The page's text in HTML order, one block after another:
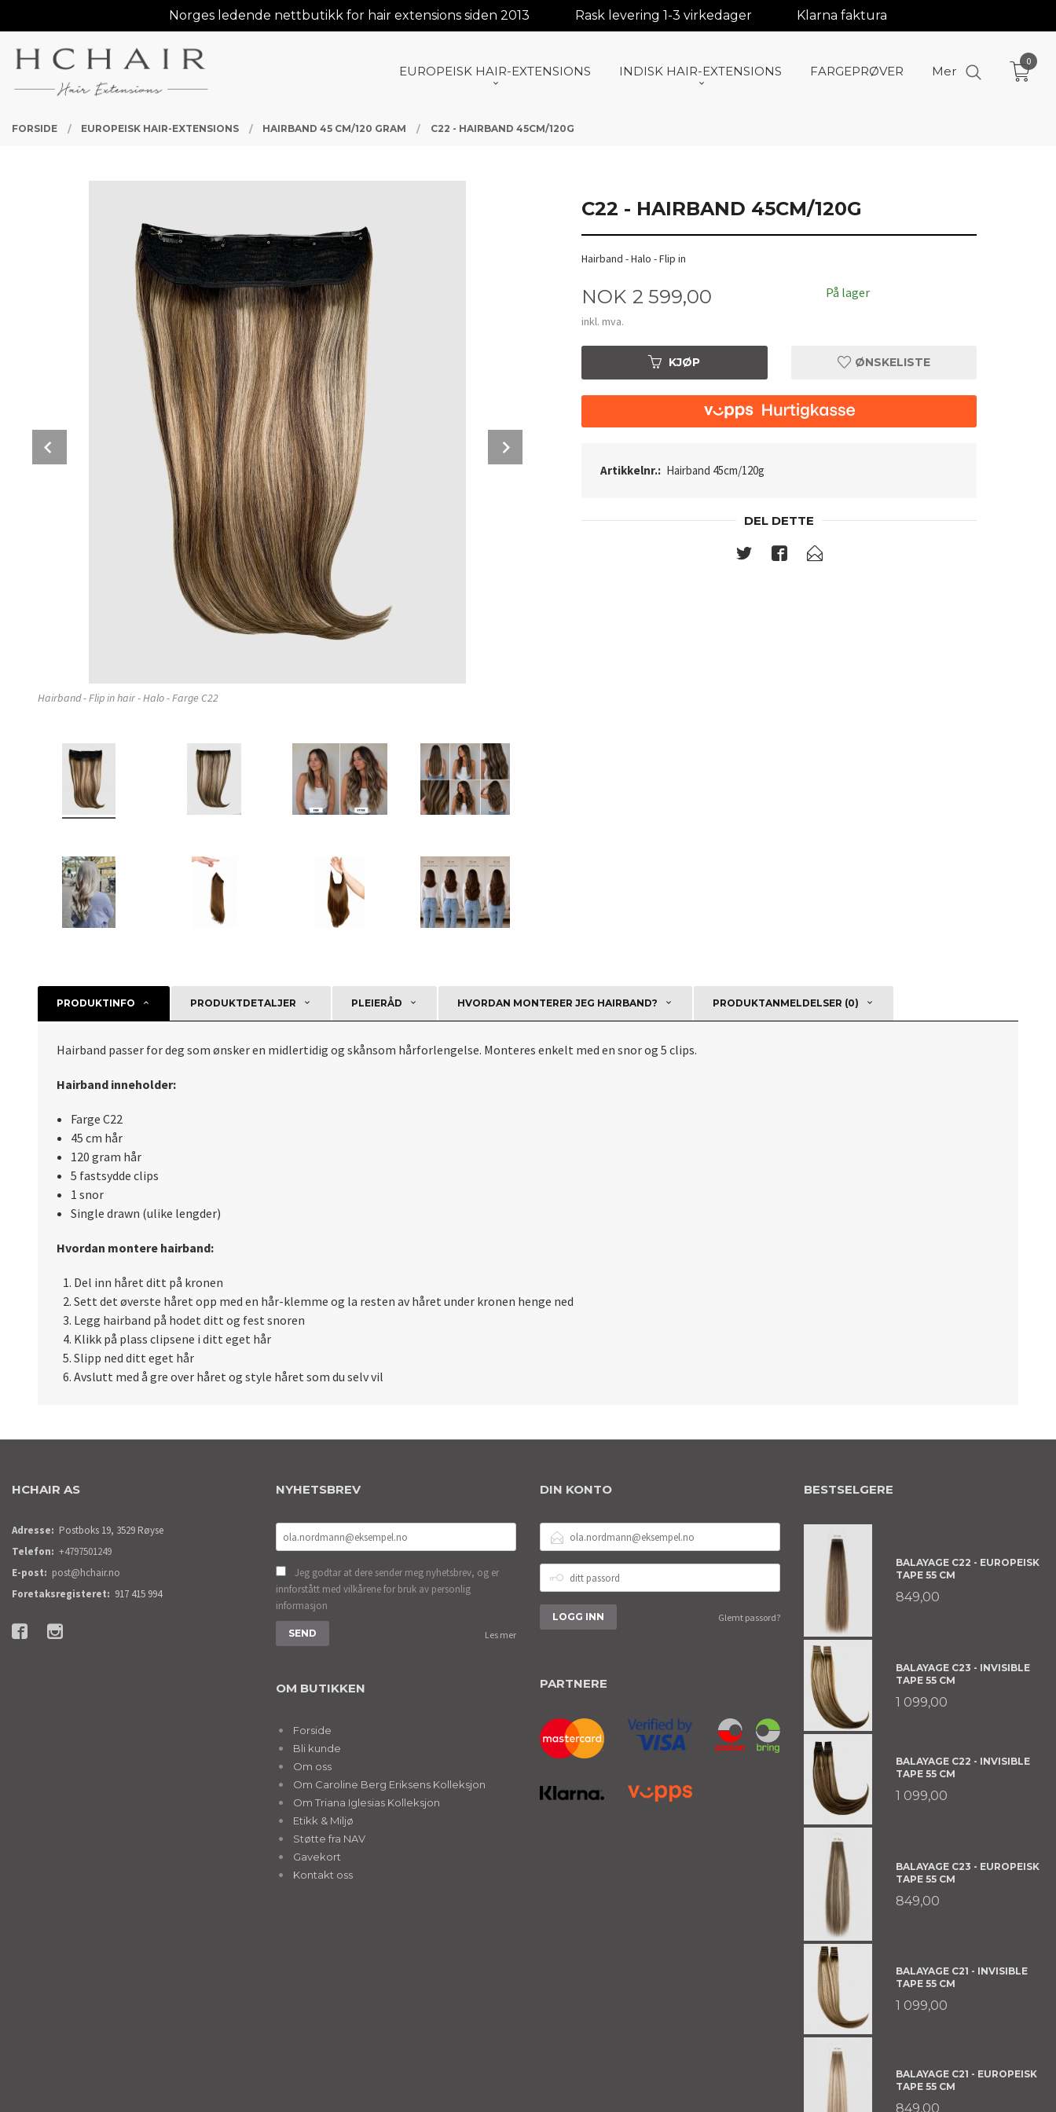
til
innholdet
Norges ledende nettbutikk for hair extensions siden 2013 Rask levering 1-3 virkedager Klarna faktura
PRODUKTER
EUROPEISK HAIR-EXTENSIONS INDISK HAIR-EXTENSIONS FARGEPRØVER Mer
0
FORSIDE EUROPEISK HAIR-EXTENSIONS HAIRBAND 45 CM/120 GRAM C22 - HAIRBAND 45CM/120G
Hairband - Flip in hair - Halo - Farge C22
C22 - HAIRBAND 45CM/120G
Hairband - Halo - Flip in
Pris
NOK 2 599,00
inkl. mva.
På lager
KJØP ØNSKELISTE
Artikkelnr.: Hairband 45cm/120g
DEL DETTE
PRODUKTINFO PRODUKTDETALJER PLEIERÅD HVORDAN MONTERER JEG HAIRBAND? PRODUKTANMELDELSER (0)
Hairband passer for deg som ønsker en midlertidig og skånsom hårforlengelse. Monteres enkelt med en snor og 5 clips.
Hairband inneholder:
Farge C22
45 cm hår
120 gram hår
5 fastsydde clips
1 snor
Single drawn (ulike lengder)
Hvordan montere hairband:
Del inn håret ditt på kronen
Sett det øverste håret opp med en hår-klemme og la resten av håret under kronen henge ned
Legg hairband på hodet ditt og fest snoren
Klikk på plass clipsene i ditt eget hår
Slipp ned ditt eget hår
Avslutt med å gre over håret og style håret som du selv vil
HCHAIR AS
Adresse: Postboks 19, 3529 Røyse
Telefon: +4797501249
E-post: post@hchair.no
Foretaksregisteret: 917 415 994
NYHETSBREV
Jeg godtar at dere sender meg nyhetsbrev, og er
innforstått med vilkårene for bruk av personlig
informasjon
Les mer
OM BUTIKKEN
Forside
Bli kunde
Om oss
Om Caroline Berg Eriksens Kolleksjon
Om Triana Iglesias Kolleksjon
Etikk & Miljø
Støtte fra NAV
Gavekort
Kontakt oss
DIN KONTO
POSTADRESSE
PASSORD
Glemt passord?
PARTNERE
BESTSELGERE
BALAYAGE C22 - EUROPEISK
TAPE 55 CM
849,00
BALAYAGE C23 - INVISIBLE
TAPE 55 CM
1 099,00
BALAYAGE C22 - INVISIBLE
TAPE 55 CM
1 099,00
BALAYAGE C23 - EUROPEISK
TAPE 55 CM
849,00
BALAYAGE C21 - INVISIBLE
TAPE 55 CM
1 099,00
BALAYAGE C21 - EUROPEISK
TAPE 55 CM
849,00